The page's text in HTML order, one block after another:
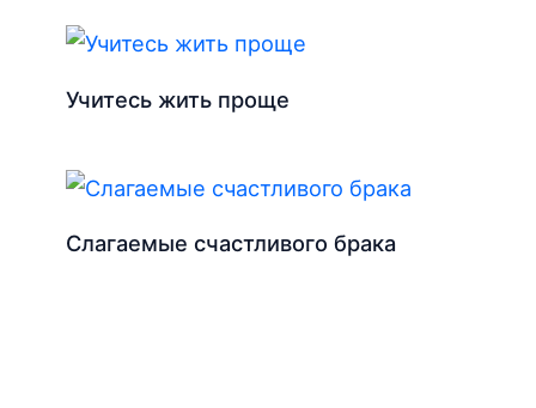
Учитесь жить проще
Слагаемые счастливого брака